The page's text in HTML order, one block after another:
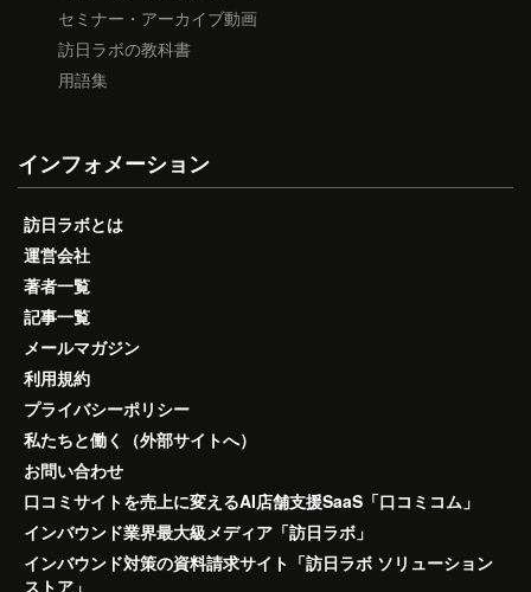
セミナー・アーカイブ動画
訪日ラボの教科書
用語集
インフォメーション
訪日ラボとは
運営会社
著者一覧
記事一覧
メールマガジン
利用規約
プライバシーポリシー
私たちと働く（外部サイトへ）
お問い合わせ
口コミサイトを売上に変えるAI店舗支援SaaS「口コミコム」
インバウンド業界最大級メディア「訪日ラボ」
インバウンド対策の資料請求サイト「訪日ラボ ソリューション
ストア」